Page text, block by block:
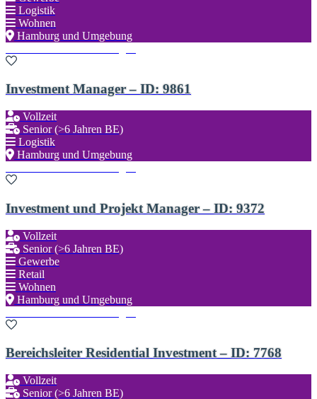
Logistik
Wohnen
Hamburg und Umgebung
Investment Manager – ID: 9861
Vollzeit
Senior (>6 Jahren BE)
Logistik
Hamburg und Umgebung
Investment und Projekt Manager – ID: 9372
Vollzeit
Senior (>6 Jahren BE)
Gewerbe
Retail
Wohnen
Hamburg und Umgebung
Bereichsleiter Residential Investment – ID: 7768
Vollzeit
Senior (>6 Jahren BE)